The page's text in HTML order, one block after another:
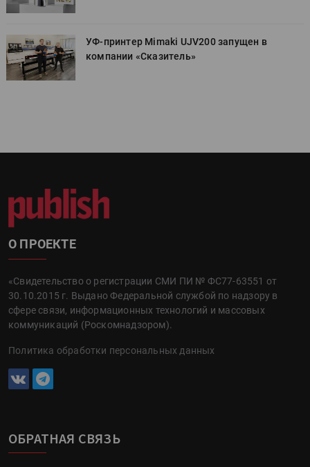
УФ-принтер Mimaki UJV200 запущен в
компании «Сказитель»
О ПРОЕКТЕ
«Свидетельство о регистрации СМИ ПИ № ФС77-63551 от
30.10.2015 г. Выдано Федеральной службой по надзору в
сфере связи, информационных технологий и массовых
коммуникаций (Роскомнадзором).
Политика обработки персональных данных
ОБРАТНАЯ СВЯЗЬ